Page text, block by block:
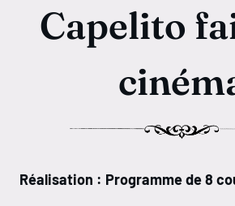
Capelito
Réalisation : Programme de 8